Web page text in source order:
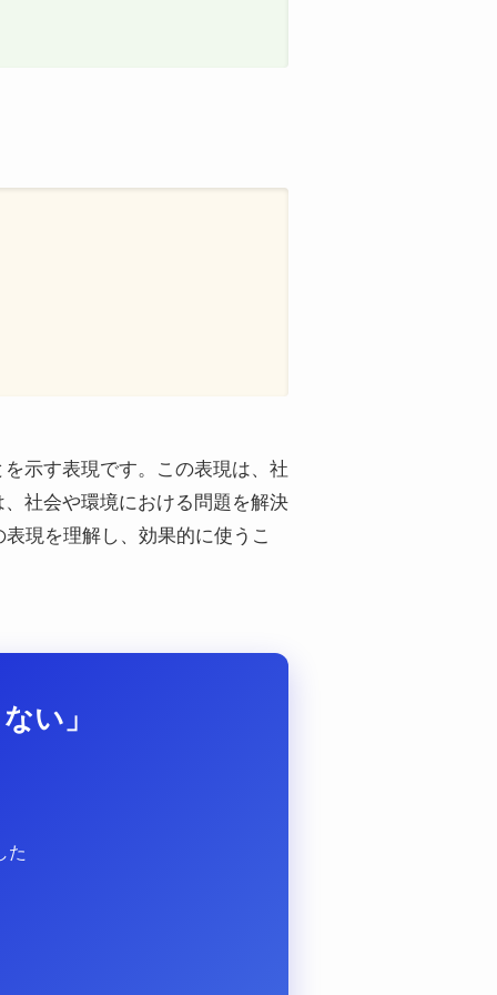
示す表現です。この表現は、社
社会や環境における問題を解決
現を理解し、効果的に使うこ
い」
た